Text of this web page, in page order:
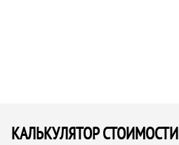
КАЛЬКУЛЯТОР СТОИМОСТИ